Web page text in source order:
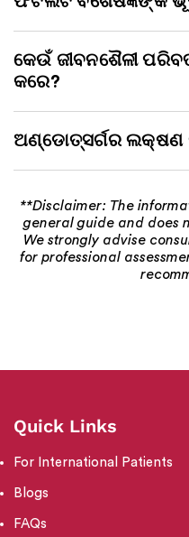
କେଉଁ ଜୀବନଶୈଳୀ
କରେ?
ଅଣ୍ଡୋତ୍ସର୍ଗର ଲକ୍ଷଣ
**Disclaimer: The
general guide and does
We strongly advise
for professional
Quick Links
For International Patients
Blogs
FAQs